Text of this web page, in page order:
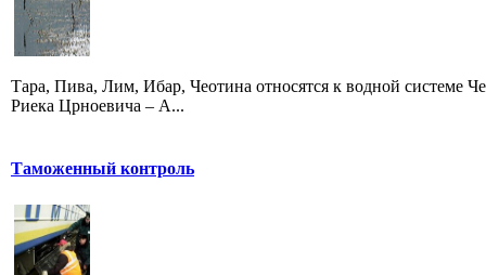
Тара, Пива, Лим, Ибар, Чеотина относятся к водной системе
Риека Црноевича – А...
Таможенный контроль